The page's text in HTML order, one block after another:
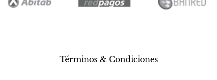
Términos & Condiciones